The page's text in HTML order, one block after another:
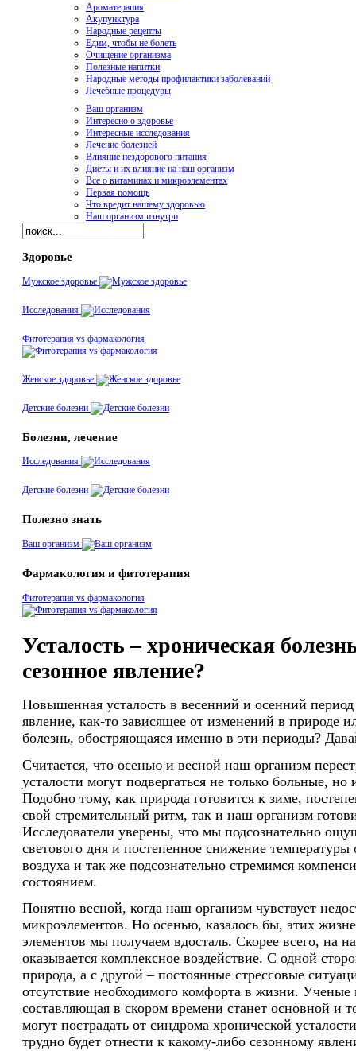
Ароматерапия
Акупунктура
Народные рецепты
Едим, чтобы не болеть
Очищение организма
Полезные напитки
Народные методы профилактики заболеваний
Лечебные процедуры
Ваш организм
Интересно о здоровье
Интересные исследования
Лечение болезней
Влияние нездорового питания
Диеты и их влияние на наш организм
Все о витаминах и микроэлементах
Первая помощь
Что вредит нашему здоровью
Наш организм изнутри
Здоровье
Мужское здоровье
Исследования
Фитотерапия vs фармакология
Женское здоровье
Детские болезни
Болезни, лечение
Исследования
Детские болезни
Полезно знать
Ваш организм
Фармакология и фитотерапия
Фитотерапия vs фармакология
Усталость – хроническая
сезонное явление?
Повышенная усталость в весенний и осенний период
явление, как-то зависящее от изменений в природе
болезнь, обостряющаяся именно в эти периоды?
Считается, что осенью и весной наш организм
усталости могут подвергаться не только больные,
Подобно тому, как природа готовится к зиме,
свой стремительный ритм, так и наш организм
Исследователи уверены, что мы подсознательно
светового дня и постепенное снижение
воздуха и так же подсознательно стремимся
состоянием.
Понятно весной, когда наш организм чувствует
микроэлементов. Но осенью, казалось бы, этих
элементов мы получаем вдосталь. Скорее всего, на
оказывается комплексное воздействие. С одной
природа, а с другой – постоянные стрессовые
отсутствие необходимого комфорта в жизни. Ученые
составляющая в скором времени станет основной и
могут пострадать от синдрома хронической
трудно будет отнести к какому-либо сезонному